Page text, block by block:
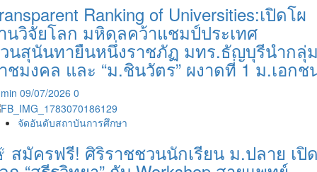
Ranking of Universities:เปิดโผ
นวิจัยโลก มหิดลคว้าแชมป์ประเทศ
นสุนันทายืนหนึ่งราชภัฏ มทร.ธัญบุรีนำกลุ่
ชมงคล และ “ม.ชินวัตร” ผงาดที่ 1 ม.เอกช
09/07/2026 0
จัดอันดับสถาบันการศึกษา
สมัครฟรี! ศิริราชชวนนักเรียน ม.ปลาย เปิ